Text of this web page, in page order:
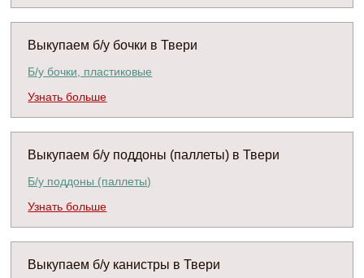
Выкупаем б/у бочки в Твери
Б/у бочки, пластиковые
Узнать больше
Выкупаем б/у поддоны (паллеты) в Твери
Б/у поддоны (паллеты)
Узнать больше
Выкупаем б/у канистры в Твери